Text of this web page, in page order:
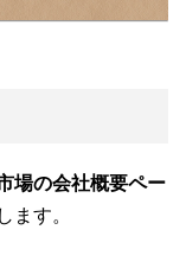
場の会社概要ペー
ます。